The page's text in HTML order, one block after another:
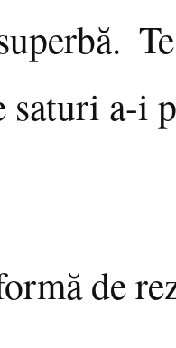
saturi a-i
de